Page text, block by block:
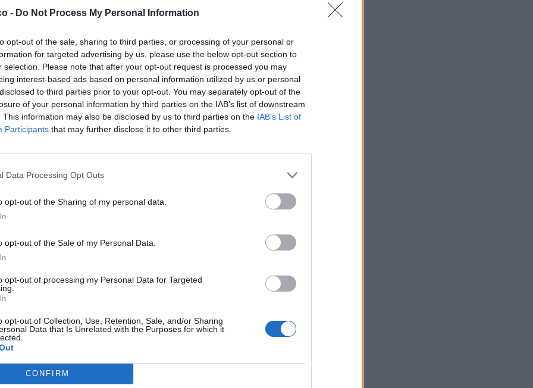
- Do Not Process My Personal Information
opt-out of the sale, sharing to third parties, or processing of your personal or
for targeted advertising by us, please use the below opt-out section to
selection. Please note that after your opt-out request is processed you may
interest-based ads based on personal information utilized by us or personal
to third parties prior to your opt-out. You may separately opt-out of the
of your personal information by third parties on the IAB’s list of downstream
This information may also be disclosed by us to third parties on the IAB’s List of
Participants that may further disclose it to other third parties.
Data Processing Opt Outs
opt-out of the Sharing of my personal data.
opt-out of the Sale of my Personal Data.
opt-out of processing my Personal Data for Targeted
opt-out of Collection, Use, Retention, Sale, and/or Sharing
Data that Is Unrelated with the Purposes for which it
CONFIRM
Mollicone63:Notte a tutti
9 Gennaio alle ore 22:22 ·Ti stimo·Rispondi
9 Gennaio alle ore 22:29 · Ti stimo·Rispondi
9 Gennaio alle ore 22:29
isabel:Buon sabato sera 🤗
10 Gennaio alle ore 18:16
Mollicone63 :isabel ma ciao isa..grazie mille anche a te🤗